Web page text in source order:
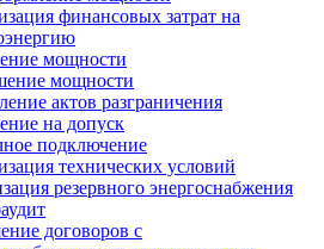
финансовых затрат на
мощности
мощности
актов разграничения
на допуск
подключение
технических условий
резервного энергоснабжения
договоров с